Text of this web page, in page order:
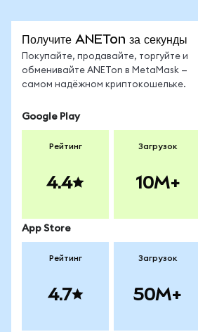
Получите ANETon за секунды
Покупайте, продавайте, торгуйте и
обменивайте ANETon в MetaMask —
самом надёжном криптокошельке.
Google Play
Рейтинг
4.4
Загрузок
10M+
App Store
Рейтинг
4.7
Загрузок
50M+